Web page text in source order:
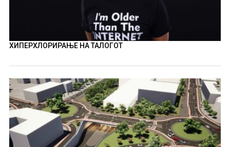
ХИПЕРХЛОРИРАЊЕ НА ТАЛОГОТ